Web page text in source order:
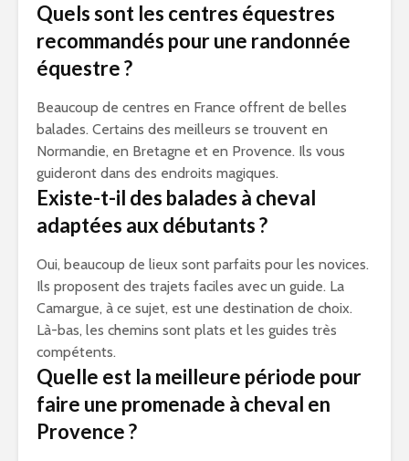
Quels sont les centres équestres
recommandés pour une randonnée
équestre ?
Beaucoup de centres en France offrent de belles
balades. Certains des meilleurs se trouvent en
Normandie, en Bretagne et en Provence. Ils vous
guideront dans des endroits magiques.
Existe-t-il des balades à cheval
adaptées aux débutants ?
Oui, beaucoup de lieux sont parfaits pour les novices.
Ils proposent des trajets faciles avec un guide. La
Camargue, à ce sujet, est une destination de choix.
Là-bas, les chemins sont plats et les guides très
compétents.
Quelle est la meilleure période pour
faire une promenade à cheval en
Provence ?